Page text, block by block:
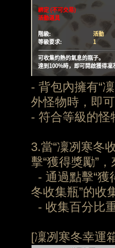
- 背包內擁有“
外怪物時，即
- 符合等級的怪
3.當“凜冽寒冬
擊“獲得獎勵”
- 通過點擊“獲
冬收集瓶”的收
- 收集百分比
[凜冽寒冬幸運